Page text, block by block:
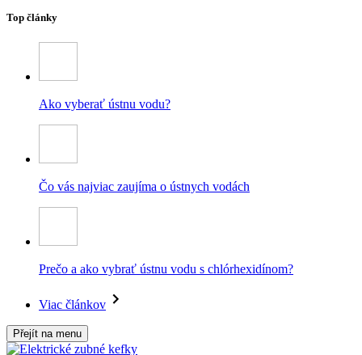
Top články
Ako vyberať ústnu vodu?
Čo vás najviac zaujíma o ústnych vodách
Prečo a ako vybrať ústnu vodu s chlórhexidínom?
Viac článkov
Přejít na menu